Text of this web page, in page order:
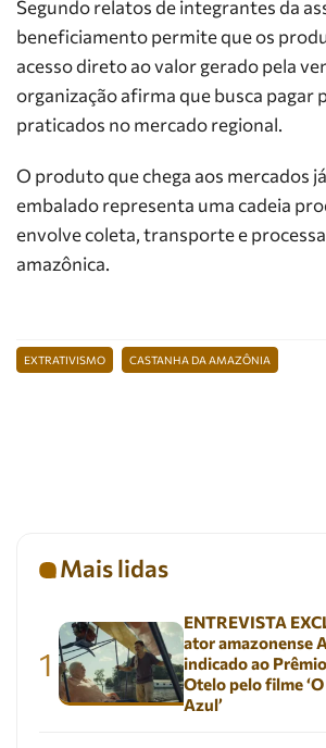
Segundo relatos de integrantes da
beneficiamento permite que os
acesso direto ao valor gerado pela
organização afirma que busca pagar
praticados no mercado regional.
O produto que chega aos mercados
embalado representa uma cadeia
envolve coleta, transporte e
amazônica.
EXTRATIVISMO CASTANHA DA AMAZÔNIA
Mais lidas
1
ENTREVISTA
ator amazonense
indicado ao
Otelo pelo filme
Azul’